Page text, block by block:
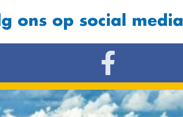
ons op social media